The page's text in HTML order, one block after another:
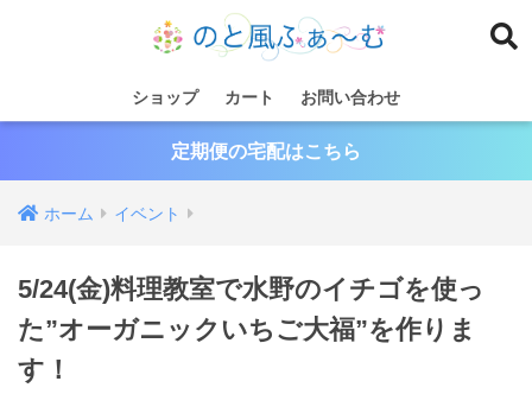
ショップ カート お問い合わせ
定期便の宅配はこちら
ホーム イベント
5/24(金)料理教室で水野のイチゴを使っ
た”オーガニックいちご大福”を作りま
す！